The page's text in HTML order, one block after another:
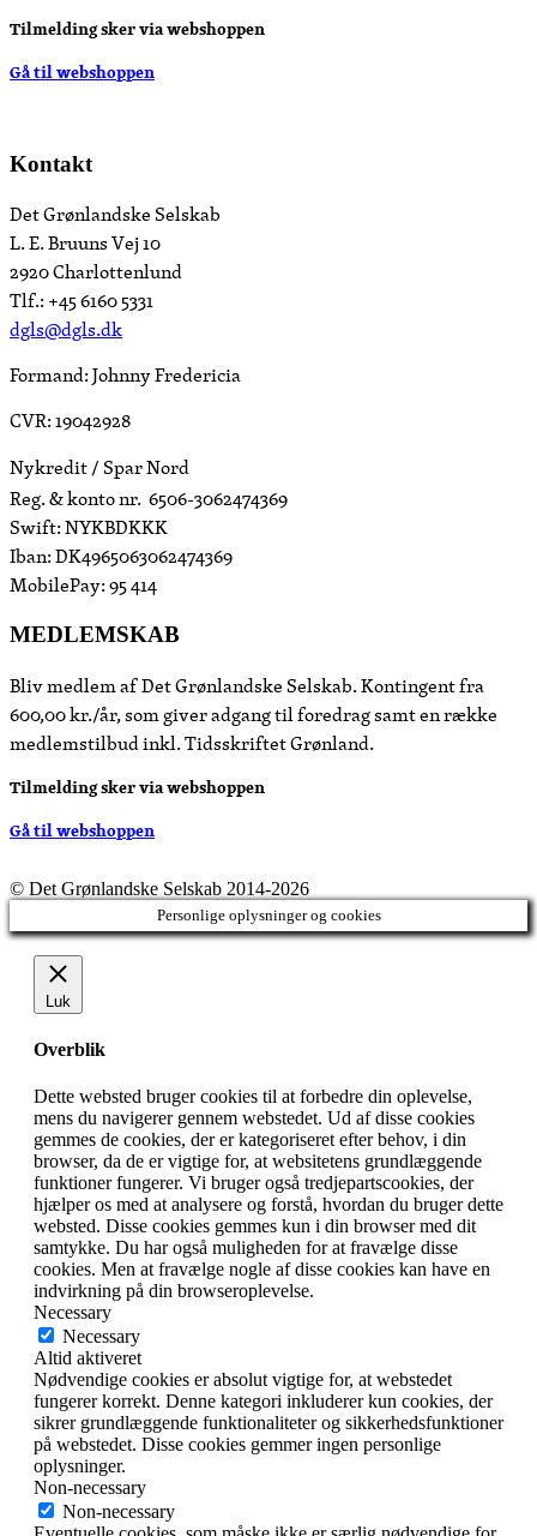
Tilmelding sker via webshoppen
Gå til webshoppen
Kontakt
Det Grønlandske Selskab
L. E. Bruuns Vej 10
2920 Charlottenlund
Tlf.: +45 6160 5331
dgls@dgls.dk
Formand: Johnny Fredericia
CVR: 19042928
Nykredit / Spar Nord
Reg. & konto nr. 6506-3062474369
Swift: NYKBDKKK
Iban: DK4965063062474369
MobilePay: 95 414
MEDLEMSKAB
Bliv medlem af Det Grønlandske Selskab. Kontingent fra
600,00 kr./år, som giver adgang til foredrag samt en række
medlemstilbud inkl. Tidsskriftet Grønland.
Tilmelding sker via webshoppen
Gå til webshoppen
© Det Grønlandske Selskab 2014-2026
Personlige oplysninger og cookies
Luk
Overblik
Dette websted bruger cookies til at forbedre din oplevelse,
mens du navigerer gennem webstedet. Ud af disse cookies
gemmes de cookies, der er kategoriseret efter behov, i din
browser, da de er vigtige for, at websitetens grundlæggende
funktioner fungerer. Vi bruger også tredjepartscookies, der
hjælper os med at analysere og forstå, hvordan du bruger dette
websted. Disse cookies gemmes kun i din browser med dit
samtykke. Du har også muligheden for at fravælge disse
cookies. Men at fravælge nogle af disse cookies kan have en
indvirkning på din browseroplevelse.
Necessary
Necessary
Altid aktiveret
Nødvendige cookies er absolut vigtige for, at webstedet
fungerer korrekt. Denne kategori inkluderer kun cookies, der
sikrer grundlæggende funktionaliteter og sikkerhedsfunktioner
på webstedet. Disse cookies gemmer ingen personlige
oplysninger.
Non-necessary
Non-necessary